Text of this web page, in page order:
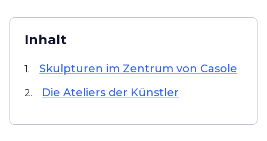
Inhalt
1. Skulpturen im Zentrum von Casole
2. Die Ateliers der Künstler